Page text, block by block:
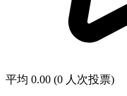
平均 0.00 (0 人次投票)